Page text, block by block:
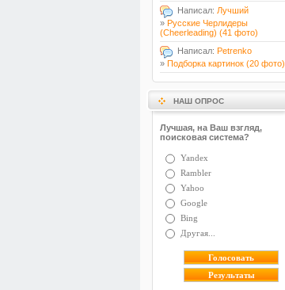
Написал: Лучший
» Русские Черлидеры
(Cheerleading) (41 фото)
Написал: Petrenko
» Подборка картинок (20 фото)
НАШ ОПРОС
Лучшая, на Ваш взгляд,
поисковая система?
Yandex
Rambler
Yahoo
Google
Bing
Другая...